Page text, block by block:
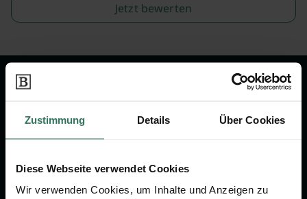
Zustimmung Details Über Cookies
Diese Webseite verwendet Cookies
Wir verwenden Cookies, um Inhalte und Anzeigen zu
Jetzt bewerten
Wir sind Ihr Ansprechpartner rund
um das Thema Bestattung &
Vorsorge.
Jetzt beraten lassen